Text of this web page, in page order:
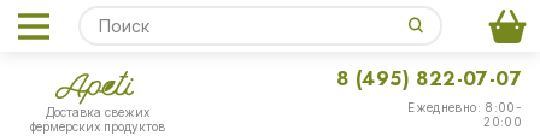
Доставка свежих
фермерских продуктов
Ежедневно: 8:00-
20:00
8 (495) 822-07-07